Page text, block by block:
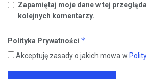
Zapamiętaj moje dane w tej
kolejnych komentarzy.
Polityka Prywatności *
Akceptuję zasady o jakich mowa w